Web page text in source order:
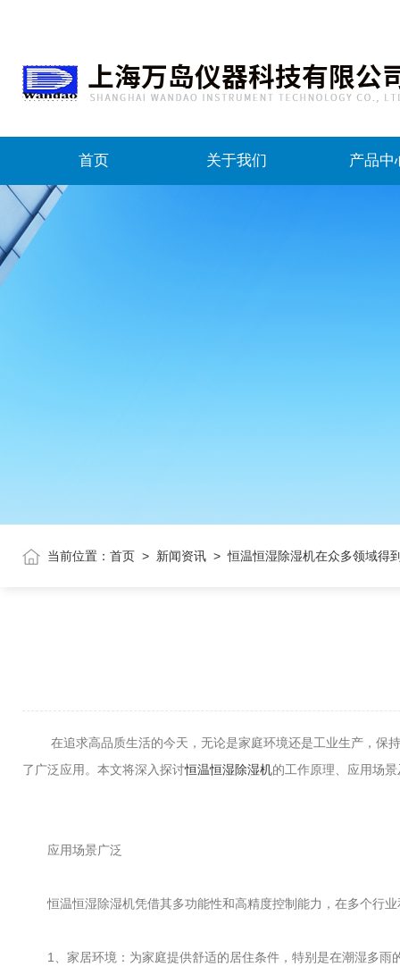
首页 关于我们 产品中
当前位置： 首页 > 新闻资讯 >恒温恒湿除湿机在众多领域得
在追求高品质生活的今天，无论是家庭环境还是工业生产，保持
了广泛应用。本文将深入探讨恒温恒湿除湿机的工作原理、应用场
应用场景广泛
恒温恒湿除湿机凭借其多功能性和高精度控制能力，在多个行业
1、家居环境：为家庭提供舒适的居住条件，特别是在潮湿多雨